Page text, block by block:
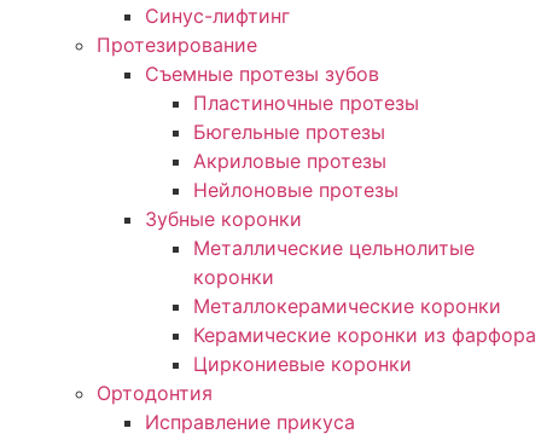
Синус-лифтинг
Протезирование
Съемные протезы зубов
Пластиночные протезы
Бюгельные протезы
Акриловые протезы
Нейлоновые протезы
Зубные коронки
Металлические цельнолитые
коронки
Металлокерамические коронки
Керамические коронки из фарфора
Циркониевые коронки
Ортодонтия
Исправление прикуса